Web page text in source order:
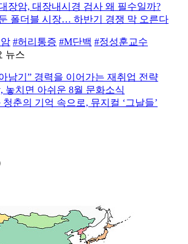
장암, 대장내시경 검사 왜 필수일까?
폴더블 시장… 하반기 경쟁 막 오른다
#허리통증 #M단백 #정성훈교수
뉴스
남기” 경력을 이어가는 재취업 전략
놓치면 아쉬운 8월 문화소식
춘의 기억 속으로, 뮤지컬 ‘그날들’